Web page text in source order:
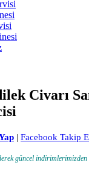
Civarı
| Facebook Takip
güncel